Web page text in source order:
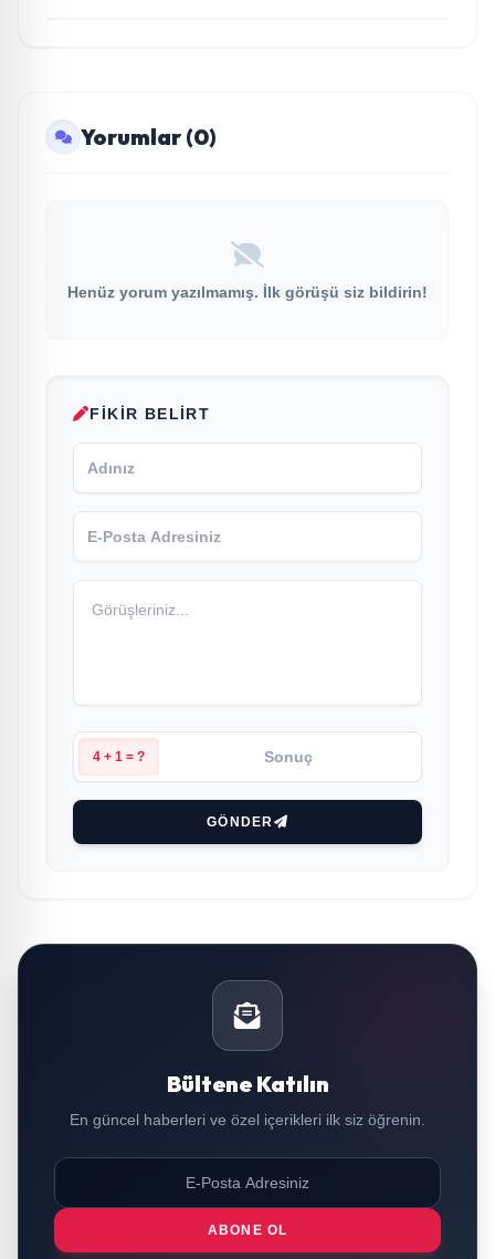
Yorumlar (0)
Henüz yorum yazılmamış. İlk görüşü siz bildirin!
FIKIR BELIRT
4 + 1 = ?
GÖNDER
Bültene Katılın
En güncel haberleri ve özel içerikleri ilk siz öğrenin.
ABONE OL